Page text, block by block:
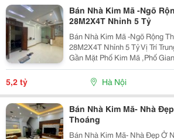
Bán Nhà Kim Mã -Ngõ
28M2X4T Nhỉnh 5 Tỷ
Bán Nhà Kim Mã -Ngõ Rộng
28M2X4T Nhỉnh 5 Tỷ Vị Trí
Gần Mặt Phố Kim Mã ,Phố
Giai Diện Tích 28M2 ,4 Tầng,Mt 7M, Sổ Đỏ Chính Chủ
Chờ Giao Dịch ,Giá Cả Thương Lượng Gọi
5,2 tỷ Hà Nội
Bán Nhà Kim Mã- Nhà
Thoáng
Bán Nhà Kim Mã- Nhà Đẹp Ở